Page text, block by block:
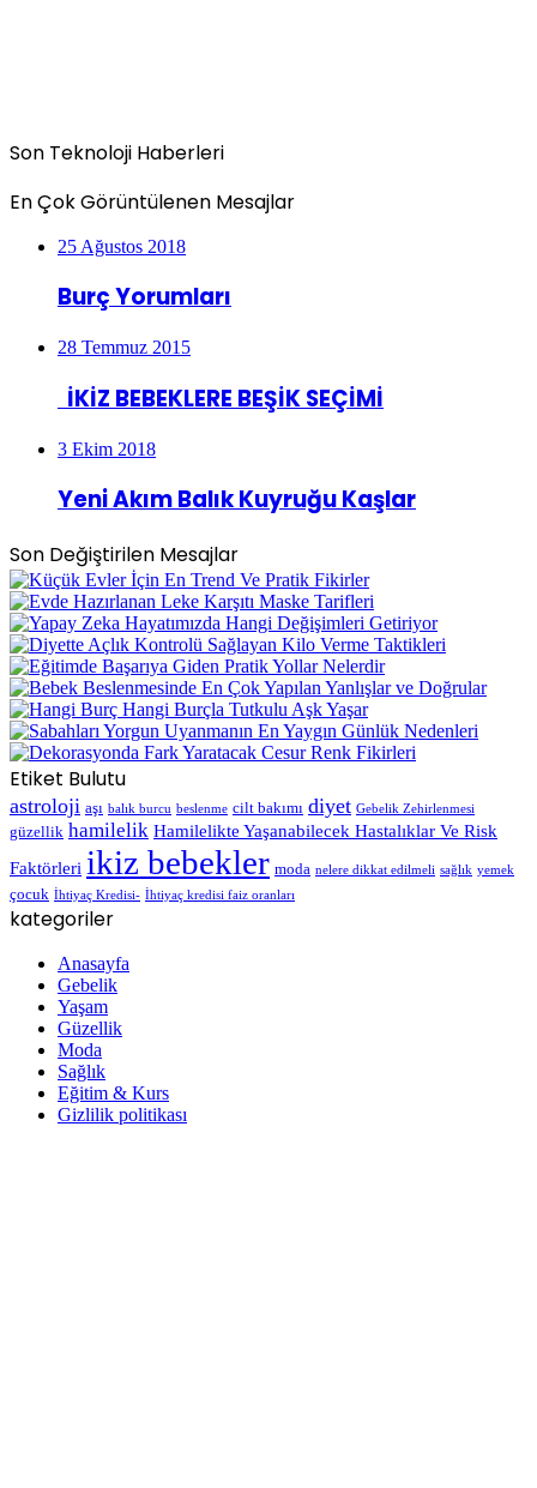
Son Teknoloji Haberleri
En Çok Görüntülenen Mesajlar
25 Ağustos 2018
Burç Yorumları
28 Temmuz 2015
İKİZ BEBEKLERE BEŞİK SEÇİMİ
3 Ekim 2018
Yeni Akım Balık Kuyruğu Kaşlar
Son Değiştirilen Mesajlar
Etiket Bulutu
astroloji aşı balık burcu beslenme cilt bakımı diyet Gebelik Zehirlenmesi
güzellik hamilelik Hamilelikte Yaşanabilecek Hastalıklar Ve Risk
Faktörleri ikiz bebekler moda nelere dikkat edilmeli sağlık yemek
çocuk İhtiyaç Kredisi- İhtiyaç kredisi faiz oranları
kategoriler
Anasayfa
Gebelik
Yaşam
Güzellik
Moda
Sağlık
Eğitim & Kurs
Gizlilik politikası